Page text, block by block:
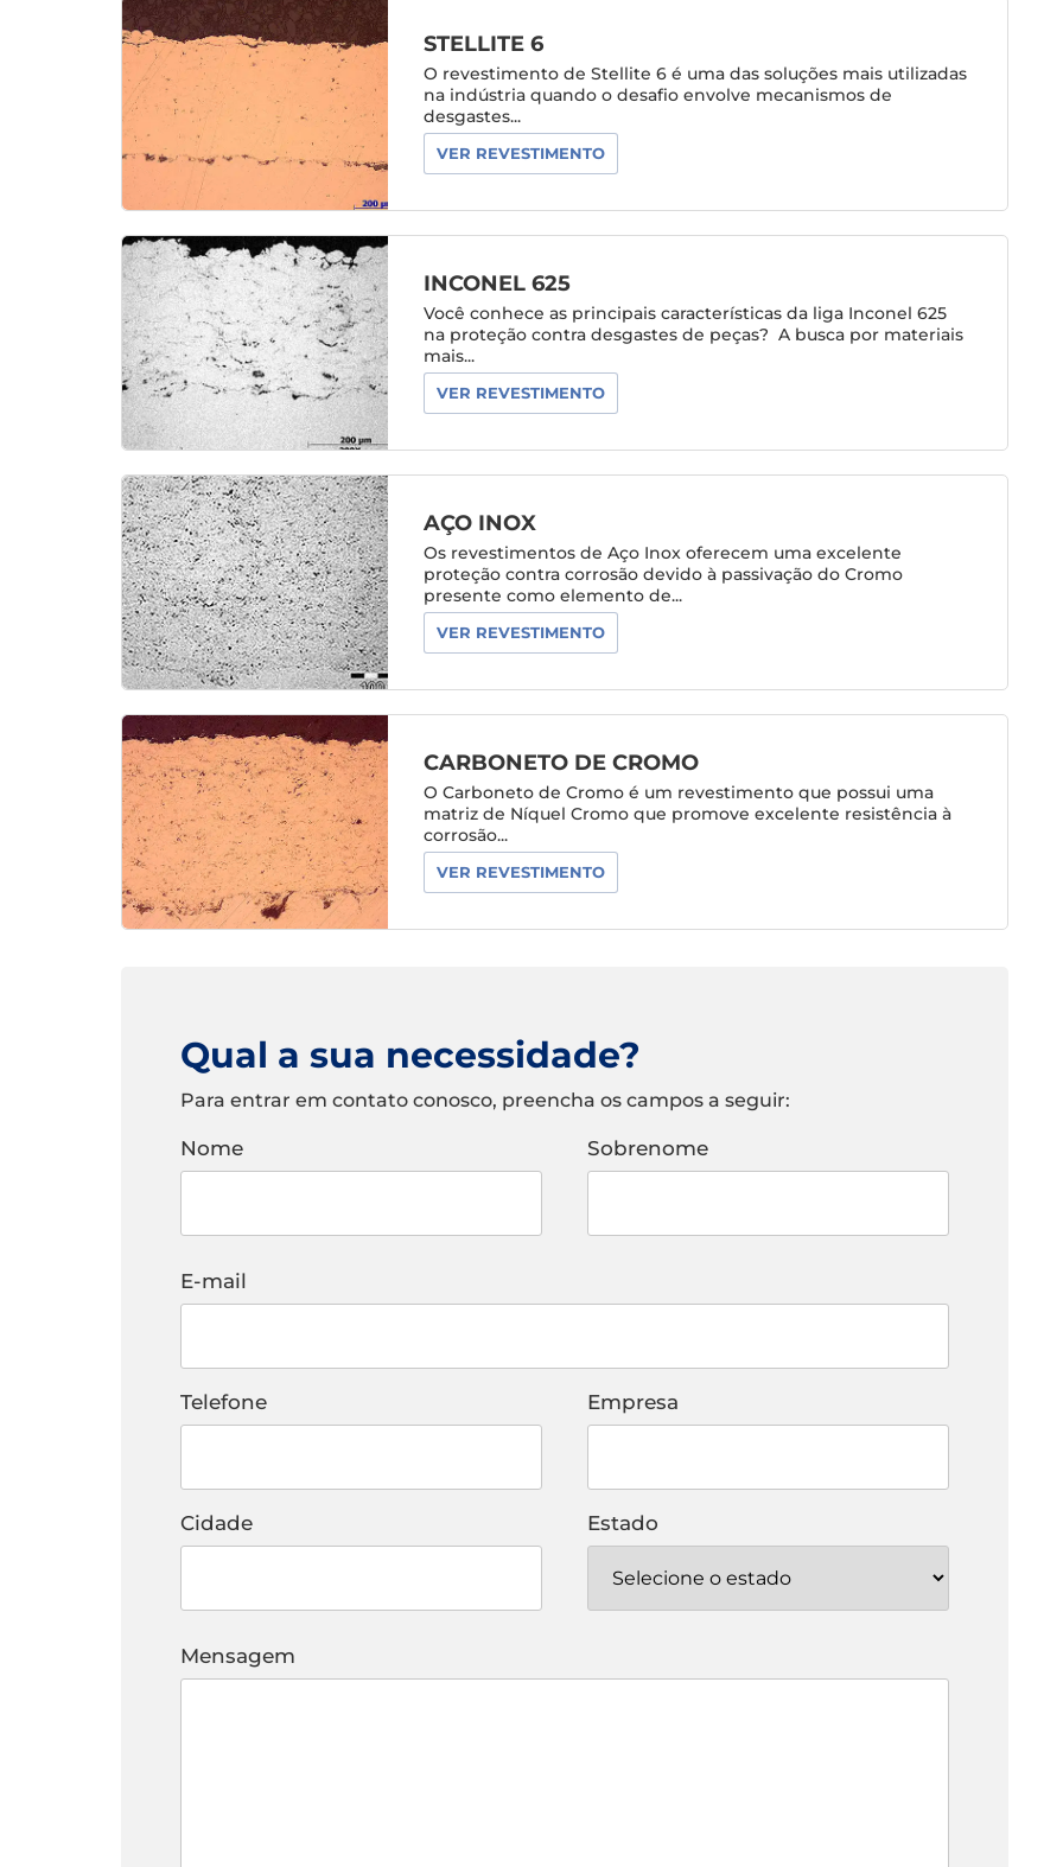
STELLITE 6
O revestimento de Stellite 6 é uma das soluções mais utilizadas
na indústria quando o desafio envolve mecanismos de
desgastes...
VER REVESTIMENTO
INCONEL 625
Você conhece as principais características da liga Inconel 625
na proteção contra desgastes de peças? A busca por materiais
mais...
VER REVESTIMENTO
AÇO INOX
Os revestimentos de Aço Inox oferecem uma excelente
proteção contra corrosão devido à passivação do Cromo
presente como elemento de...
VER REVESTIMENTO
CARBONETO DE CROMO
O Carboneto de Cromo é um revestimento que possui uma
matriz de Níquel Cromo que promove excelente resistência à
corrosão...
VER REVESTIMENTO
Qual a sua necessidade?
Para entrar em contato conosco, preencha os campos a seguir:
Nome Sobrenome
E-mail
Telefone
Cidade
Empresa
Estado
Mensagem